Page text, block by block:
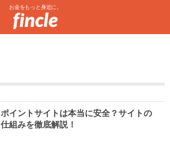
お金をもっと身近に。
ポイントサイトは本当に安全？サイトの
仕組みを徹底解説！